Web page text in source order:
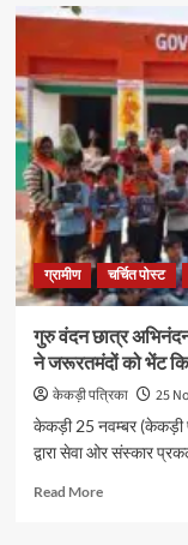
ग्रामीण चर्चित पोस्ट
गुरु वंदन छात्र
ने जरूरतमंदों को भेंट
केकड़ी पत्रिका 25
केकड़ी 25 नवम्बर (केकड़ी
द्वारा सेवा ओर संस्कार
Read More